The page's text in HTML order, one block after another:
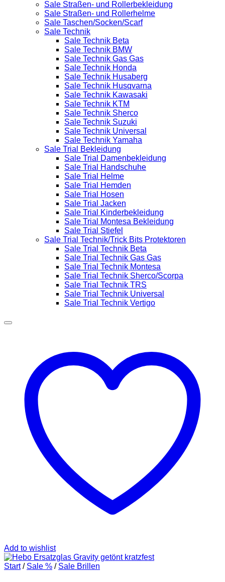
Sale Straßen- und Rollerbekleidung
Sale Straßen- und Rollerhelme
Sale Taschen/Socken/Scarf
Sale Technik
Sale Technik Beta
Sale Technik BMW
Sale Technik Gas Gas
Sale Technik Honda
Sale Technik Husaberg
Sale Technik Husqvarna
Sale Technik Kawasaki
Sale Technik KTM
Sale Technik Sherco
Sale Technik Suzuki
Sale Technik Universal
Sale Technik Yamaha
Sale Trial Bekleidung
Sale Trial Damenbekleidung
Sale Trial Handschuhe
Sale Trial Helme
Sale Trial Hemden
Sale Trial Hosen
Sale Trial Jacken
Sale Trial Kinderbekleidung
Sale Trial Montesa Bekleidung
Sale Trial Stiefel
Sale Trial Technik/Trick Bits Protektoren
Sale Trial Technik Beta
Sale Trial Technik Gas Gas
Sale Trial Technik Montesa
Sale Trial Technik Sherco/Scorpa
Sale Trial Technik TRS
Sale Trial Technik Universal
Sale Trial Technik Vertigo
Add to wishlist
Start / Sale % / Sale Brillen